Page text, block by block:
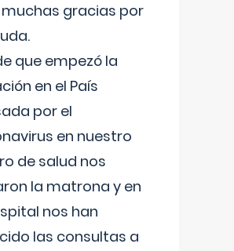
muchas gracias por
que empezó la
en el País
por el
en nuestro
de salud nos
la matrona y en
nos han
las consultas a